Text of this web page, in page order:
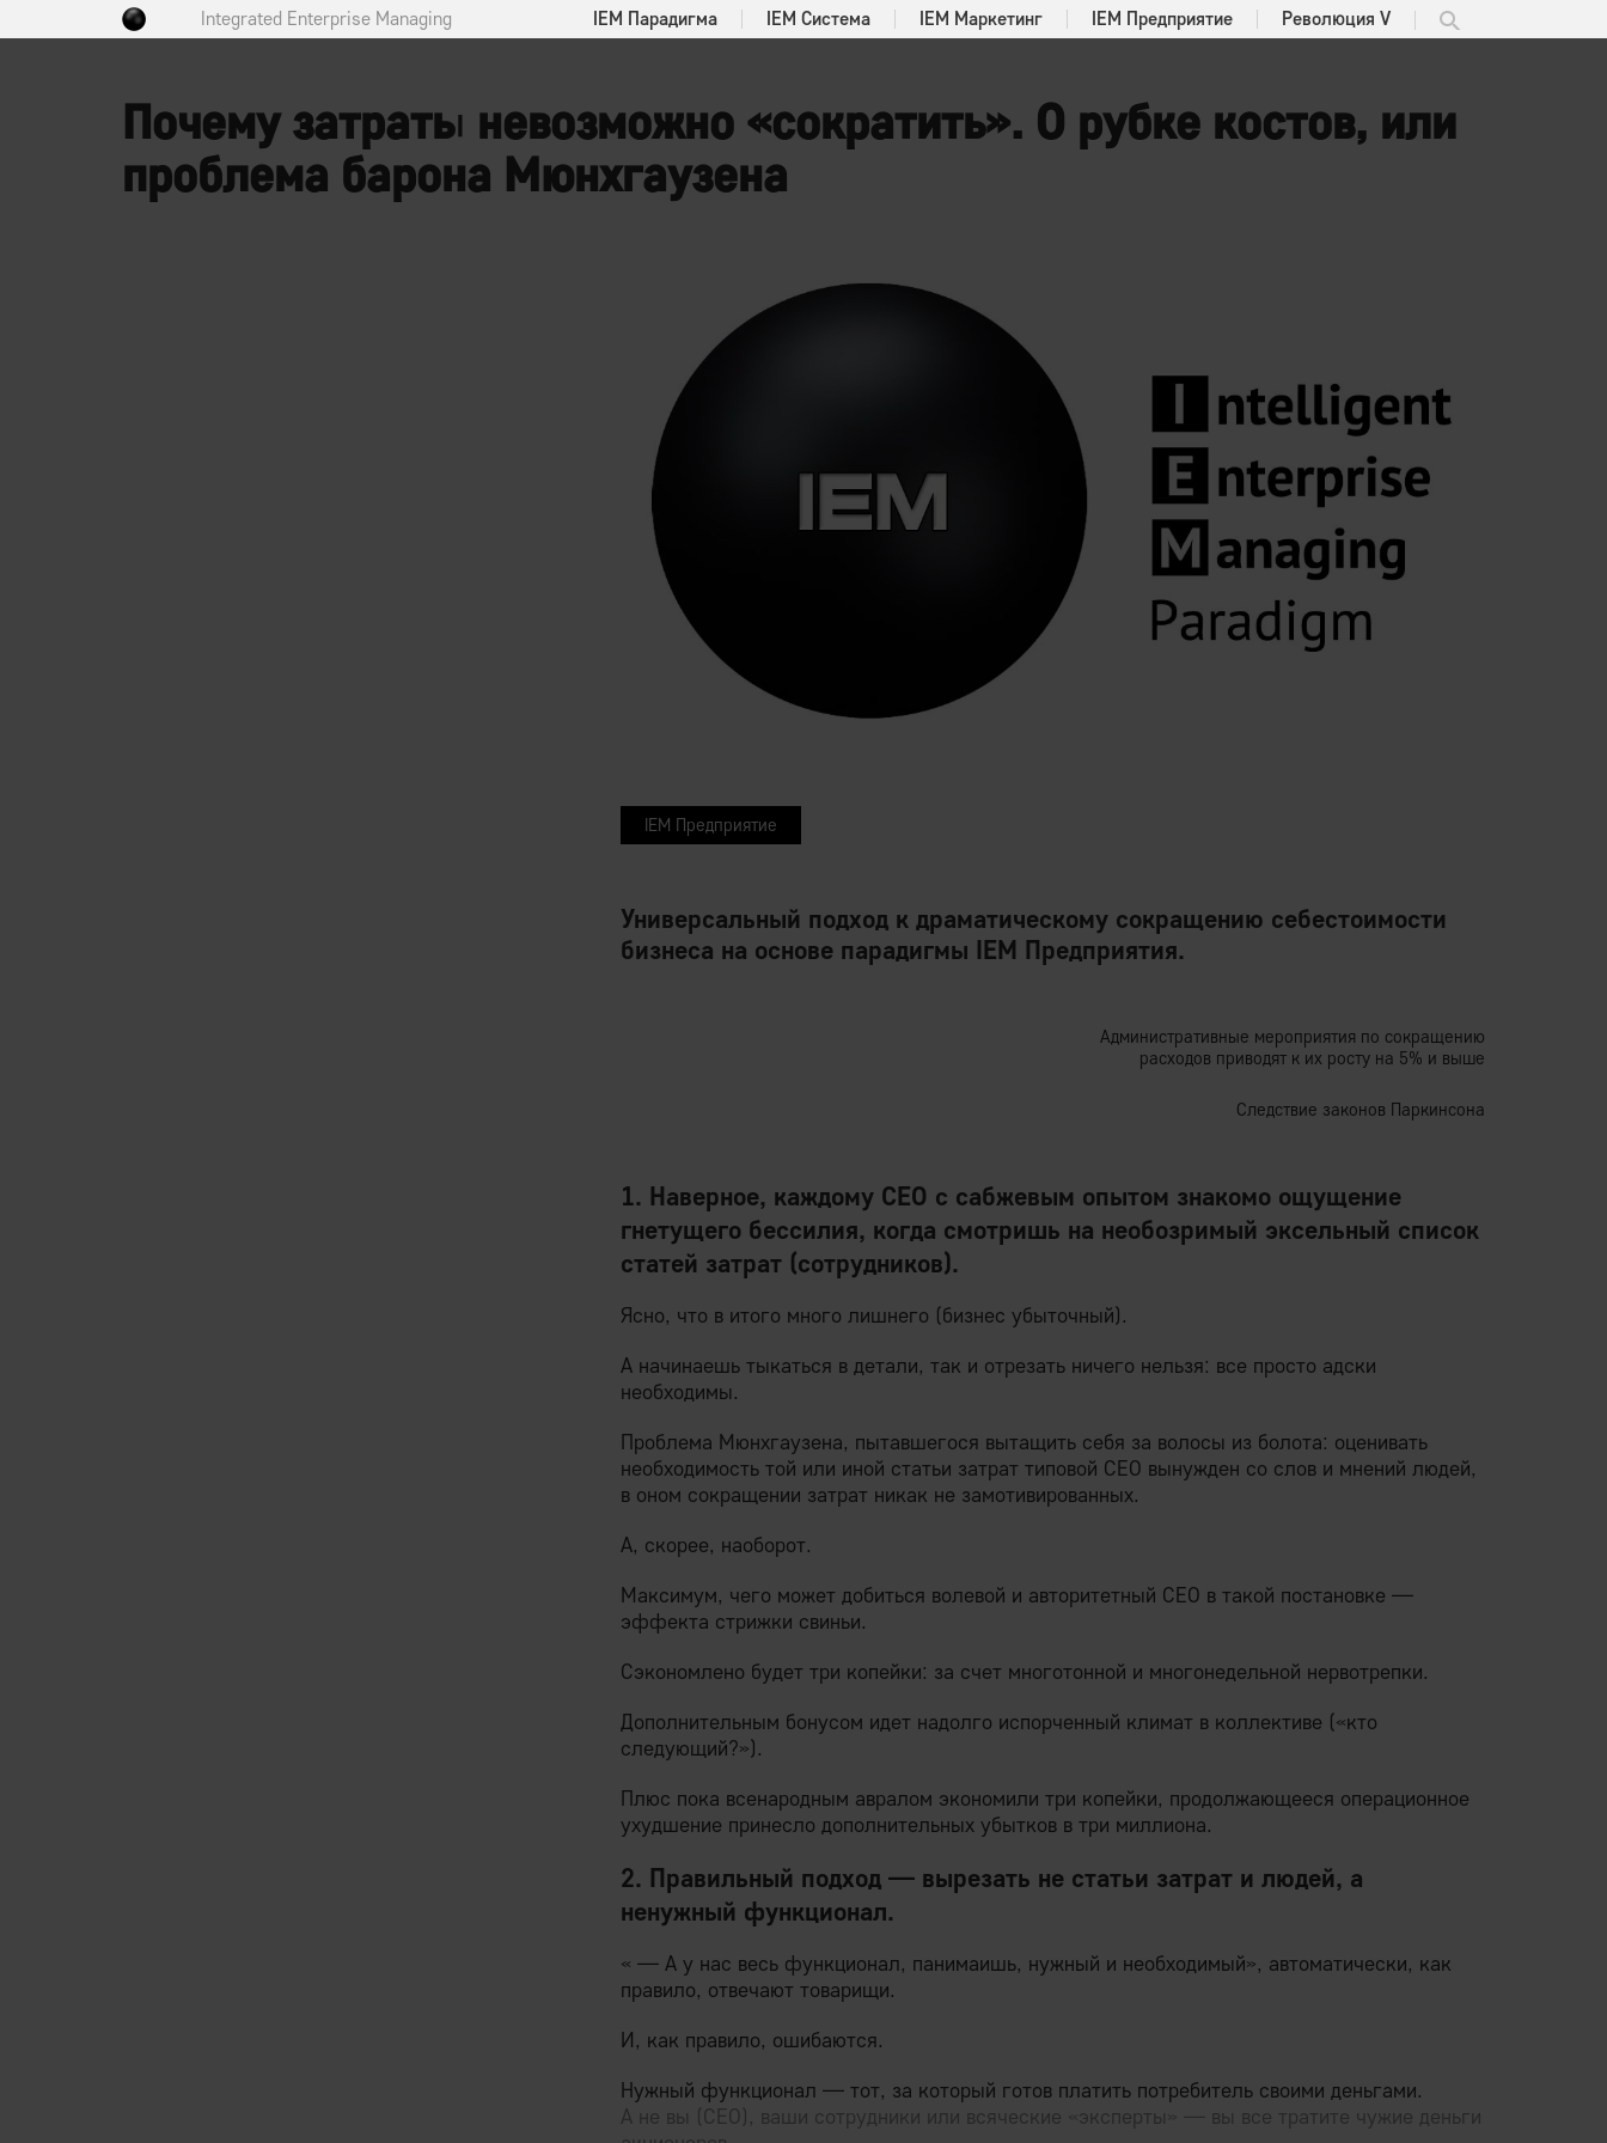
Integrated Enterprise Managing IEM Парадигма IEM Система IEM Маркетинг IEM Предприятие Революция V
Почему затраты невозможно «сократить». О рубке костов, или
проблема барона Мюнхгаузена
IEM Предприятие
Универсальный подход к драматическому сокращению себестоимости
бизнеса на основе парадигмы IEM Предприятия.
Административные мероприятия по сокращению
расходов приводят к их росту на 5% и выше
Следствие законов Паркинсона
1. Наверное, каждому СЕО с сабжевым опытом знакомо ощущение
гнетущего бессилия, когда смотришь на необозримый эксельный список
статей затрат (сотрудников).
Ясно, что в итого много лишнего (бизнес убыточный).
А начинаешь тыкаться в детали, так и отрезать ничего нельзя: все просто адски
необходимы.
Проблема Мюнхгаузена, пытавшегося вытащить себя за волосы из болота: оценивать
необходимость той или иной статьи затрат типовой СЕО вынужден со слов и мнений людей,
в оном сокращении затрат никак не замотивированных.
А, скорее, наоборот.
Максимум, чего может добиться волевой и авторитетный СЕО в такой постановке —
эффекта стрижки свиньи.
Сэкономлено будет три копейки: за счет многотонной и многонедельной нервотрепки.
Дополнительным бонусом идет надолго испорченный климат в коллективе («кто
следующий?»).
Плюс пока всенародным авралом экономили три копейки, продолжающееся операционное
ухудшение принесло дополнительных убытков в три миллиона.
2. Правильный подход — вырезать не статьи затрат и людей, а
ненужный функционал.
« — А у нас весь функционал, панимаишь, нужный и необходимый», автоматически, как
правило, отвечают товарищи.
И, как правило, ошибаются.
Нужный функционал — тот, за который готов платить потребитель своими деньгами.
А не вы (СЕО), ваши сотрудники или всяческие «эксперты» — вы все тратите чужие деньги